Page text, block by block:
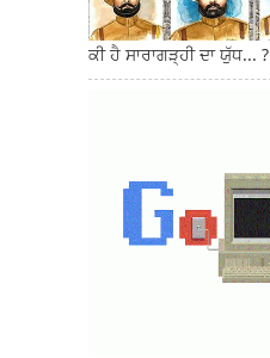
ਕੀ ਹੈ ਸਾਰਾਗੜ੍ਹੀ ਦਾ ਯੁੱਧ... ?